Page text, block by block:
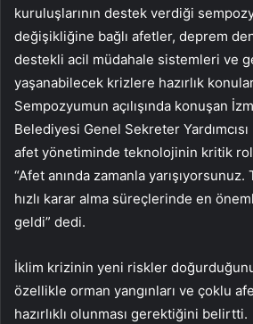
kuruluşlarının destek verdiği
değişikliğine bağlı afetler, deprem
destekli acil müdahale sistemleri ve
yaşanabilecek krizlere hazırlık
Sempozyumun açılışında konuşan
Belediyesi Genel Sekreter Yardımcısı
afet yönetiminde teknolojinin kritik
“Afet anında zamanla
hızlı karar alma süreçlerinde en
geldi” dedi.
İklim krizinin yeni riskler
özellikle orman yangınları ve çoklu
hazırlıklı olunması gerektiğini belirtti.